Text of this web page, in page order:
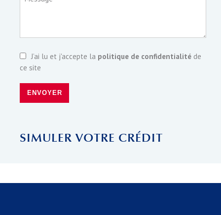
J’ai lu et j'accepte la politique de confidentialité de
ce site
ENVOYER
SIMULER VOTRE CRÉDIT